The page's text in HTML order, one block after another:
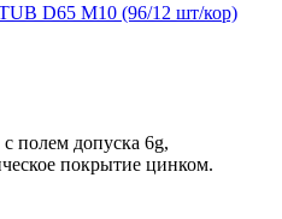
D65 M10 (96/12 шт/кор)
полем допуска 6g,
покрытие цинком.